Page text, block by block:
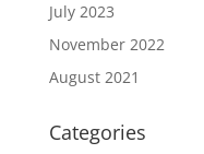
July 2023
November 2022
August 2021
Categories